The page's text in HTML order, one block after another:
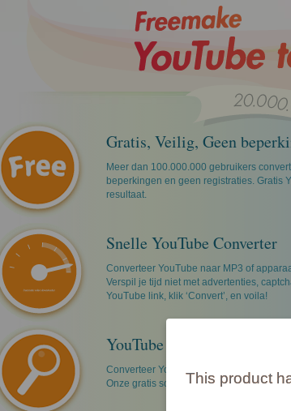
Gratis, Veilig, Geen
Meer dan 100.000.000 gebruikers
beperkingen en geen registraties. Gratis
resultaat.
Snelle YouTube Converter
Converteer YouTube naar MP3 of
Verspil je tijd niet met advertenties,
YouTube link, klik ‘Convert’, en voila!
YouTube naar MP3, MP4,
Converteer YouTube naar de meest
Onze gratis software zal YouTube
This product